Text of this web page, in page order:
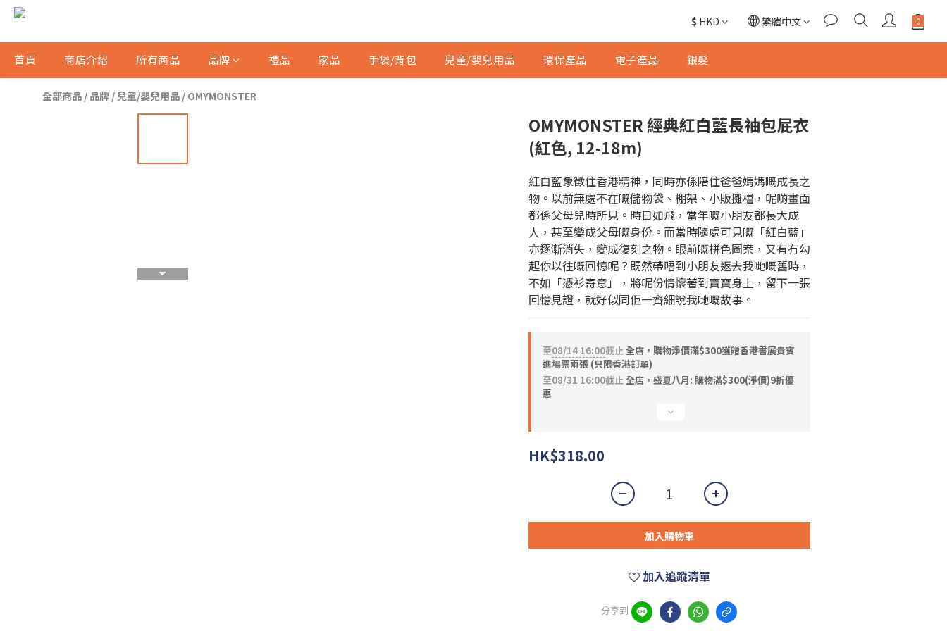
$ HKD 繁體中文
首頁 商店介紹 所有商品 品牌 禮品 家品 手袋/背包 兒童/嬰兒用品 環保產品 電子產品 銀髮
全部商品 / 品牌 / 兒童/嬰兒用品 / OMYMONSTER
OMYMONSTER 經典紅白藍長袖包屁衣
(紅色, 12-18m)
紅白藍象徵住香港精神，同時亦係陪住爸爸媽媽嘅成長之
物。以前無處不在嘅儲物袋、棚架、小販攤檔，呢啲畫面
都係父母兒時所見。時日如飛，當年嘅小朋友都長大成
人，甚至變成父母嘅身份。而當時隨處可見嘅「紅白藍」
亦逐漸消失，變成復刻之物。眼前嘅拼色圖案，又有冇勾
起你以往嘅回憶呢？既然帶唔到小朋友返去我哋嘅舊時，
不如「憑衫寄意」，將呢份情懷著到寶寶身上，留下一張
回憶見證，就好似同佢一齊細說我哋嘅故事。
至08/14 16:00截止全店，購物淨價滿$300獲贈香港書展貴賓
進場票兩張 (只限香港訂單)
至08/31 16:00截止全店，盛夏八月: 購物滿$300(淨價)9折優
惠
HK$318.00
加入購物車
加入追蹤清單
分享到